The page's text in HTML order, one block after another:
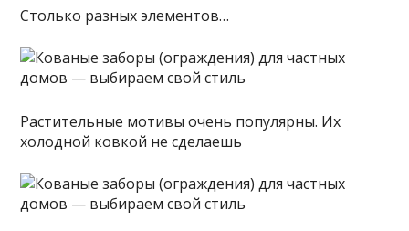
Столько разных элементов…
Растительные мотивы очень популярны. Их
холодной ковкой не сделаешь